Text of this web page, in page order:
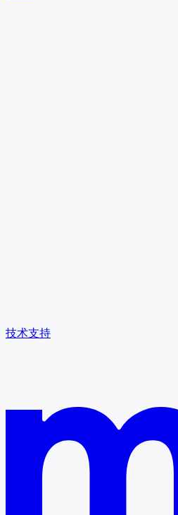
技术支持